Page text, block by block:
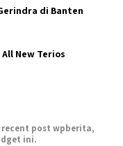
di Banten
New Terios
post wpberita,
ini.